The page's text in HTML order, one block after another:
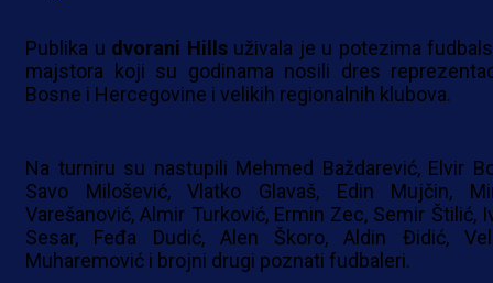
Publika u dvorani Hillsuživala je u potezima
majstora koji su godinama nosili dres
Bosne i Hercegovine i velikih regionalnih klubova.
Na turniru su nastupili Mehmed Baždarević, Elvir
Savo Milošević, Vlatko Glavaš, Edin Mujčin,
Varešanović, Almir Turković, Ermin Zec, Semir Štilić,
Sesar, Feđa Dudić, Alen Škoro, Aldin Đidić,
Muharemović i brojni drugi poznati fudbaleri.